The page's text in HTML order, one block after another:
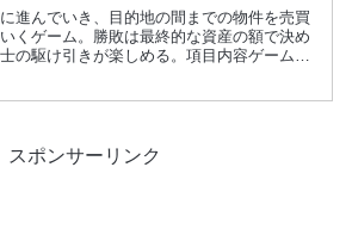
進んでいき、目的地の間までの物件を売買
くゲーム。勝敗は最終的な資産の額で決め
の駆け引きが楽しめる。項目内容ゲーム名
スポンサーリンク